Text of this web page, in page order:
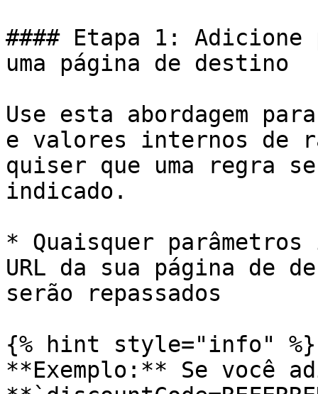
#### Etapa 1: Adicione
uma página de destino
Use esta abordagem
e valores internos de
quiser que uma regra
indicado.
* Quaisquer
URL da sua página de
serão repassados
{% hint style="info" %}
**Exemplo:** Se você